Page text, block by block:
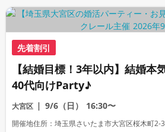
先着割引
【結婚目標！3年以内】結婚本
40代向けParty♪
大宮区 9/6（日） 16:30〜
開催地住所：埼玉県さいたま市大宮区桜木町2-